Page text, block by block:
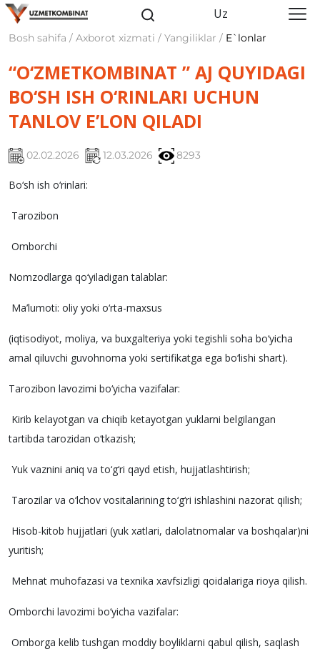
Uz
Bosh sahifa / Axborot xizmati / Yangiliklar / E`lonlar
“O‘ZMETKOMBINAT ” AJ QUYIDAGI
BO‘SH ISH O‘RINLARI UCHUN
TANLOV E’LON QILADI
02.02.2026 12.03.2026 8293
Bo‘sh ish o‘rinlari:
Tarozibon
Omborchi
Nomzodlarga qo‘yiladigan talablar:
Ma’lumoti: oliy yoki o‘rta-maxsus
(iqtisodiyot, moliya, va buxgalteriya yoki tegishli soha bo‘yicha
amal qiluvchi guvohnoma yoki sertifikatga ega bo‘lishi shart).
Tarozibon lavozimi bo‘yicha vazifalar:
Kirib kelayotgan va chiqib ketayotgan yuklarni belgilangan
tartibda tarozidan o‘tkazish;
Yuk vaznini aniq va to‘g‘ri qayd etish, hujjatlashtirish;
Tarozilar va o‘lchov vositalarining to‘g‘ri ishlashini nazorat qilish;
Hisob-kitob hujjatlari (yuk xatlari, dalolatnomalar va boshqalar)ni
yuritish;
Mehnat muhofazasi va texnika xavfsizligi qoidalariga rioya qilish.
Omborchi lavozimi bo‘yicha vazifalar:
Omborga kelib tushgan moddiy boyliklarni qabul qilish, saqlash